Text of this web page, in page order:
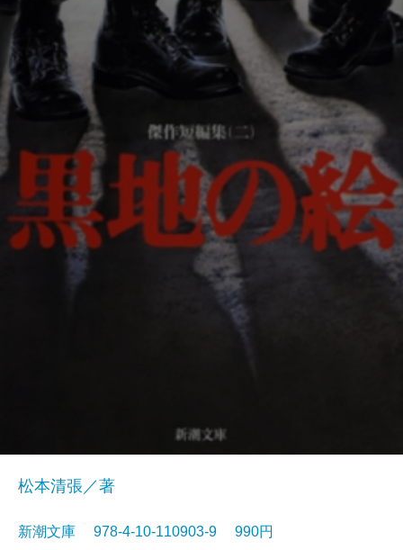
松本清張／著
新潮文庫 978-4-10-110903-9 990円